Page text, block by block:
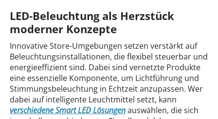
LED-Beleuchtung als Herzstück
moderner Konzepte
Innovative Store-Umgebungen setzen verstärkt auf
Beleuchtungsinstallationen, die flexibel steuerbar und
energieeffizient sind. Dabei sind vernetzte Produkte
eine essenzielle Komponente, um Lichtführung und
Stimmungsbeleuchtung in Echtzeit anzupassen. Wer
dabei auf intelligente Leuchtmittel setzt, kann
verschiedene Smart LED Lösungenauswählen, die sich